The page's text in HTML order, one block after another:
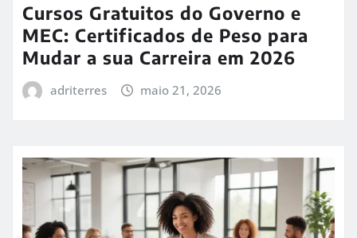
Cursos Gratuitos do Governo e
MEC: Certificados de Peso para
Mudar a sua Carreira em 2026
adriterres maio 21, 2026